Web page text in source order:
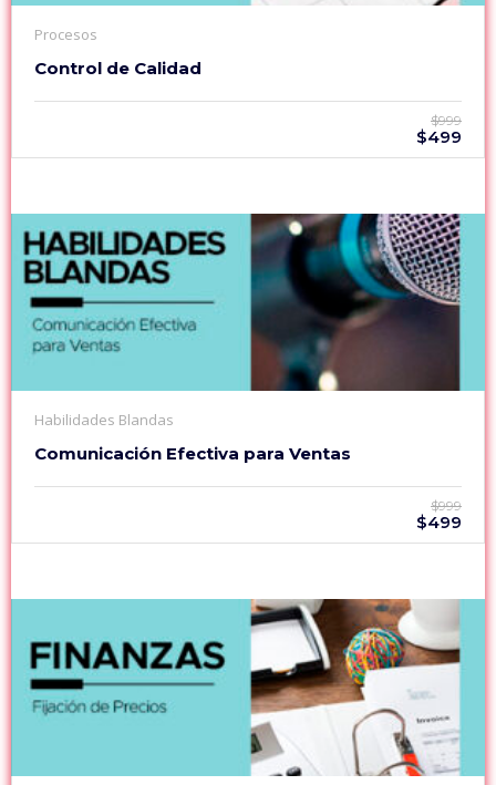
Procesos
Control de Calidad
$999
$499
Habilidades Blandas
Comunicación Efectiva para Ventas
$999
$499